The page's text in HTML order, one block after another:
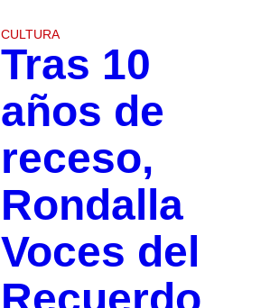
CULTURA
Tras 10
años de
receso,
Rondalla
Voces del